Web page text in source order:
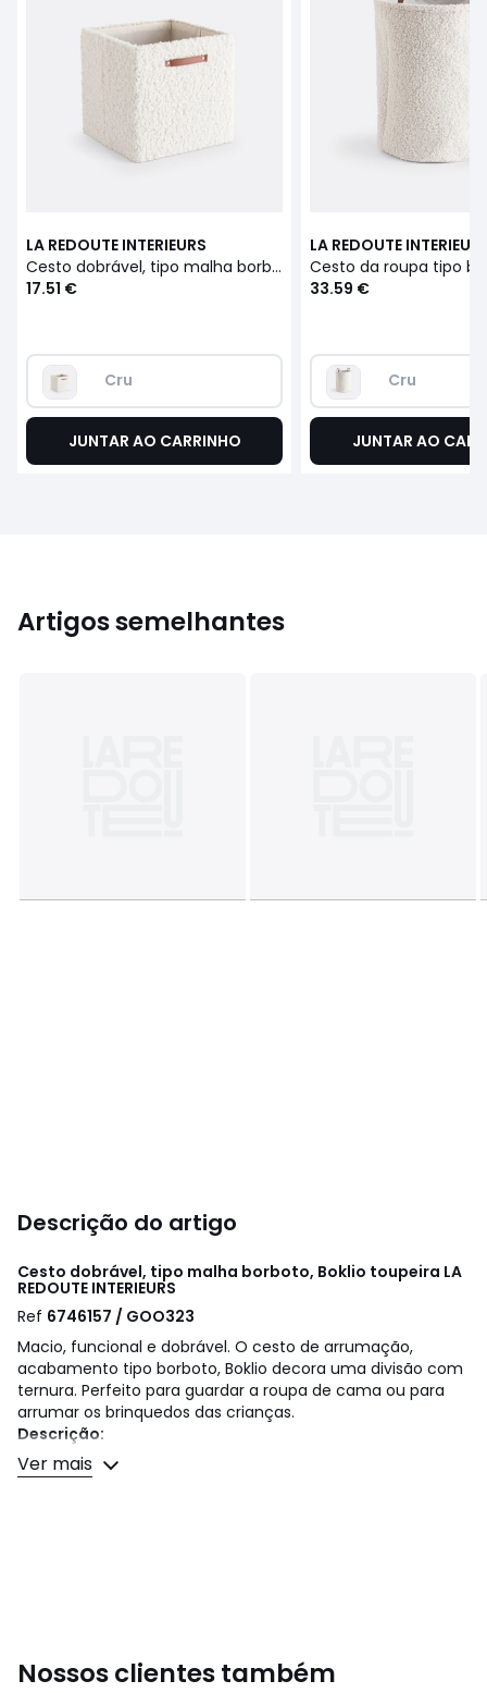
LA REDOUTE INTERIEURS
Cesto dobrável, tipo malha borboto, Boklio
17.51 €
Cru
JUNTAR AO CARRINHO
LA REDOUTE
33.59 €
Cru
JUNTAR AO
Artigos semelhantes
Descrição do artigo
Cesto dobrável, tipo malha borboto, Boklio toupeira LA
REDOUTE INTERIEURS
Ref 6746157 / GOO323
Macio, funcional e dobrável. O cesto de arrumação,
acabamento tipo borboto, Boklio decora uma divisão com
ternura. Perfeito para guardar a roupa de cama ou para
arrumar os brinquedos das crianças.
Descrição:
• Revestimento exterior 100% poliéster, acabamento tipo
malha borboto
Ver mais
Nossos clientes também